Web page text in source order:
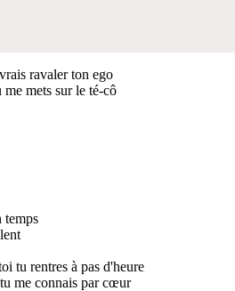
ravaler ton ego
mets sur le té-cô
temps
tu rentres à pas d'heure
me connais par cœur